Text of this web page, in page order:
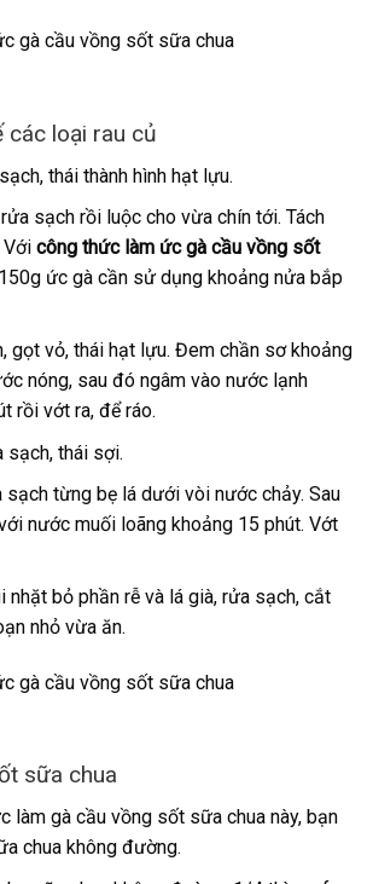
các loại rau củ
thái thành hình hạt lựu.
sạch rồi luộc cho vừa chín tới. Tách
Với công thức làm ức gà cầu vồng sốt
ức gà cần sử dụng khoảng nửa bắp
gọt vỏ, thái hạt lựu. Đem chần sơ khoảng
nóng, sau đó ngâm vào nước lạnh
rồi vớt ra, để ráo.
sạch, thái sợi.
sạch từng bẹ lá dưới vòi nước chảy. Sau
nước muối loãng khoảng 15 phút. Vớt
nhặt bỏ phần rễ và lá già, rửa sạch, cắt
nhỏ vừa ăn.
sữa chua
làm gà cầu vồng sốt sữa chua này, bạn
chua không đường.